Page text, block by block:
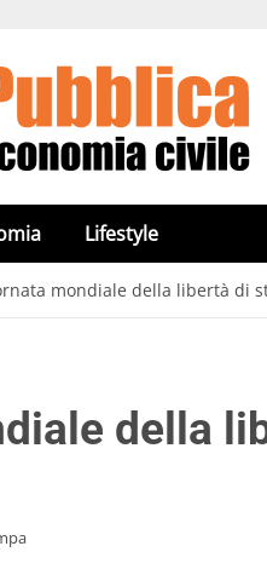
Lifestyle
mondiale della libertà di
della